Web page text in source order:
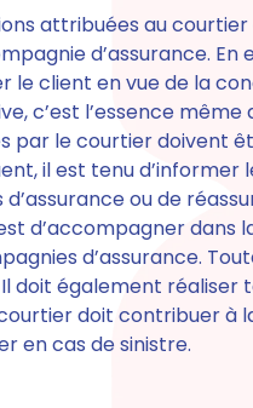
attribuées au
d’assurance.
le client en vue de la
c’est l’essence
par le courtier doivent
il est tenu
ou de
d’accompagner dans
d’assurance.
Il doit également
doit contribuer à
en cas de sinistre.